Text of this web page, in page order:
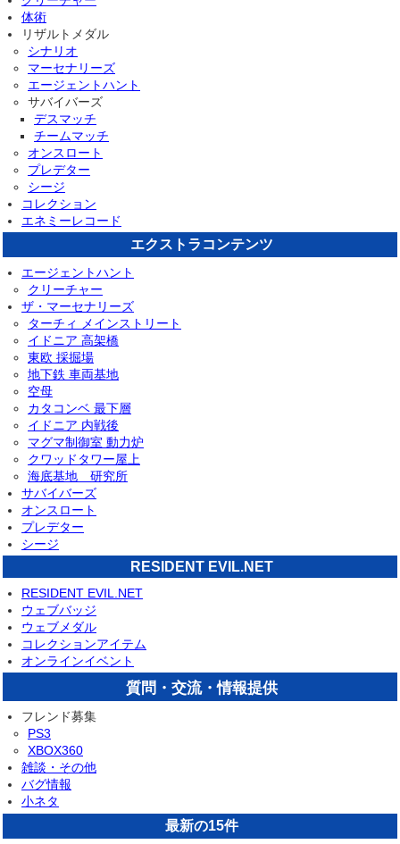
体術
リザルトメダル
シナリオ
マーセナリーズ
エージェントハント
サバイバーズ
デスマッチ
チームマッチ
オンスロート
プレデター
シージ
コレクション
エネミーレコード
エクストラコンテンツ
エージェントハント
クリーチャー
ザ・マーセナリーズ
ターチィ メインストリート
イドニア 高架橋
東欧 採掘場
地下鉄 車両基地
空母
カタコンベ 最下層
イドニア 内戦後
マグマ制御室 動力炉
クワッドタワー屋上
海底基地 研究所
サバイバーズ
オンスロート
プレデター
シージ
RESIDENT EVIL.NET
RESIDENT EVIL.NET
ウェブバッジ
ウェブメダル
コレクションアイテム
オンラインイベント
質問・交流・情報提供
フレンド募集
PS3
XBOX360
雑談・その他
バグ情報
小ネタ
最新の15件